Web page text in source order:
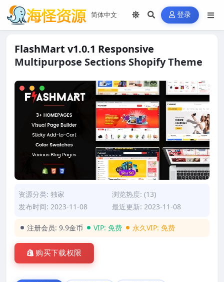
登录
FlashMart v1.0.1 Responsive
Multipurpose Sections Shopify Theme
资源分类: 独家
浏览热度: (13)
发布时间: 2023-11-08
最近更新: 2023-11-08
注册会员: 9.9金币 VIP: 免费 永久VIP: 免费
购买下载权限